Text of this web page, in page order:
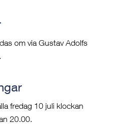
om via Gustav Adolfs
fredag 10 juli klockan
20.00.